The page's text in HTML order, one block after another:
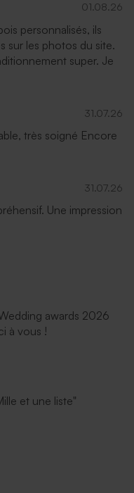
01.08.26
personnalisés, ils
sur les photos du site.
super. Je
31.07.26
très soigné Encore
31.07.26
Une impression
awards 2026
à vous !
et une liste"